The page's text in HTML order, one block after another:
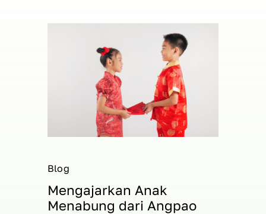
Blog
Mengajarkan Anak
Menabung dari Angpao